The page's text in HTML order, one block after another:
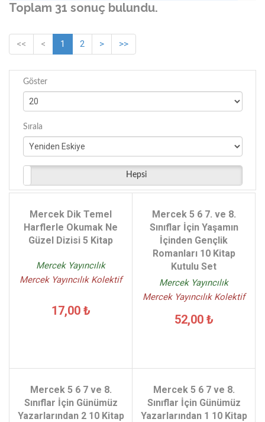
Toplam 31 sonuç bulundu.
<< < 1 2 > >>
Göster
Sırala
Hepsi
Mercek Dik Temel
Harflerle Okumak Ne
Güzel Dizisi 5 Kitap
Mercek Yayıncılık
Mercek Yayıncılık Kolektif
17,00 ₺
Mercek 5 6 7. ve 8.
Sınıflar İçin Yaşamın
İçinden Gençlik
Romanları 10 Kitap
Kutulu Set
Mercek Yayıncılık
Mercek Yayıncılık Kolektif
52,00 ₺
Mercek 5 6 7 ve 8.
Sınıflar İçin Günümüz
Yazarlarından 2 10 Kitap
Mercek 5 6 7 ve 8.
Sınıflar İçin Günümüz
Yazarlarından 1 10 Kitap